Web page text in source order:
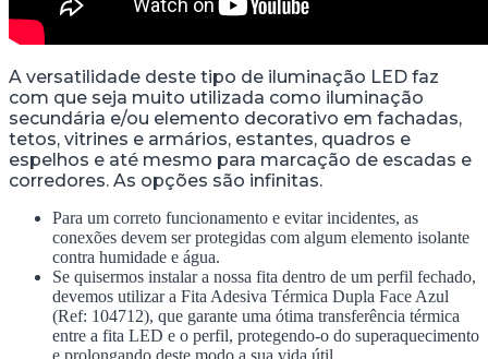
A versatilidade deste tipo de iluminação LED faz
com que seja muito utilizada como iluminação
secundária e/ou elemento decorativo em fachadas,
tetos, vitrines e armários, estantes, quadros e
espelhos e até mesmo para marcação de escadas e
corredores. As opções são infinitas.
Para um correto funcionamento e evitar incidentes, as
conexões devem ser protegidas com algum elemento isolante
contra humidade e água.
Se quisermos instalar a nossa fita dentro de um perfil fechado,
devemos utilizar a Fita Adesiva Térmica Dupla Face Azul
(Ref: 104712), que garante uma ótima transferência térmica
entre a fita LED e o perfil, protegendo-o do superaquecimento
e prolongando deste modo a sua vida útil.